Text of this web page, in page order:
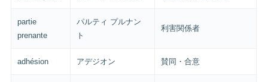
partie
prenante
パルティ プルナン
ト
利害関係者
adhésion アデジオン 賛同・合意